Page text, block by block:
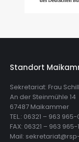
Standort
Sekretariat: Frau
An der Steinmühle 14
67487 Maikammer
TEL.: 06321 – 963 965-
FAX: 06321 – 963 965-
Mail: